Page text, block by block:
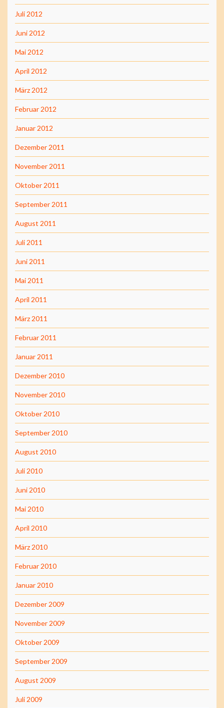
Juli 2012
Juni 2012
Mai 2012
April 2012
März 2012
Februar 2012
Januar 2012
Dezember 2011
November 2011
Oktober 2011
September 2011
August 2011
Juli 2011
Juni 2011
Mai 2011
April 2011
März 2011
Februar 2011
Januar 2011
Dezember 2010
November 2010
Oktober 2010
September 2010
August 2010
Juli 2010
Juni 2010
Mai 2010
April 2010
März 2010
Februar 2010
Januar 2010
Dezember 2009
November 2009
Oktober 2009
September 2009
August 2009
Juli 2009